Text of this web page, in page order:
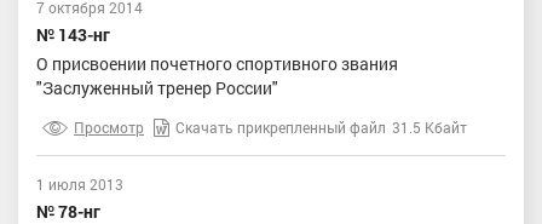
7 октября 2014
№ 143-нг
О присвоении почетного спортивного звания
"Заслуженный тренер России"
Просмотр Скачать прикрепленный файл 31.5 Кбайт
1 июля 2013
№ 78-нг